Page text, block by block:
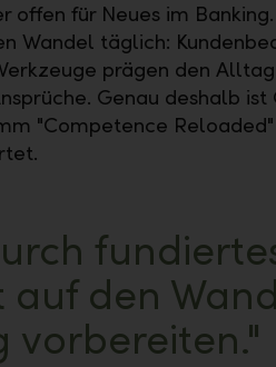
offen für Neues im
Wandel täglich:
prägen den
Genau deshalb ist
"Competence Reloaded"
auf den
vorbereiten."